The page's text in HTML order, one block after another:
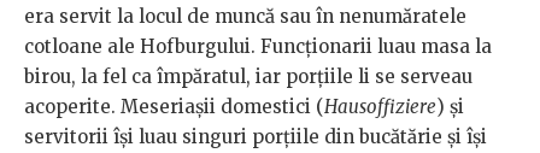
era servit la locul de muncă sau în nenumăratele
cotloane ale Hofburgului. Funcționarii luau masa la
birou, la fel ca împăratul, iar porțiile li se serveau
acoperite. Meseriașii domestici (Hausoffiziere) și
servitorii își luau singuri porțiile din bucătărie și își